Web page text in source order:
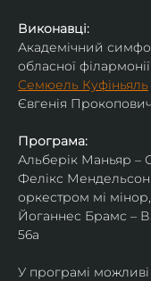
Виконавці:
Академічний
обласної філармонії
Семюель Куфіньяль
Євгенія
Програма:
Альберік Маньяр –
Фелікс
оркестром мі
Йоганнес Брамс –
56a
У програмі можливі